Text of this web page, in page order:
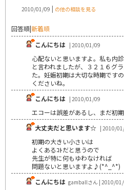
2010/01/09 | の他の相談を見る
回答順|新着順
こんにちは | 2010/01/09
心配ないと思いますよ。私も内
と言われましたが、３２１６グ
た。妊娠初期は大切な時期です
くださいね。
こんにちは | 2010/01/09
エコーは誤差があるし、まだ初
大丈夫だと思います☆ | 2010/
初期の大きい小さいは
よくあるｺﾄだと思うので
先生が特に何もゆわなければ
問題ないと思いますよ♪(*^_^*)
こんにちは gamballさん | 2010/